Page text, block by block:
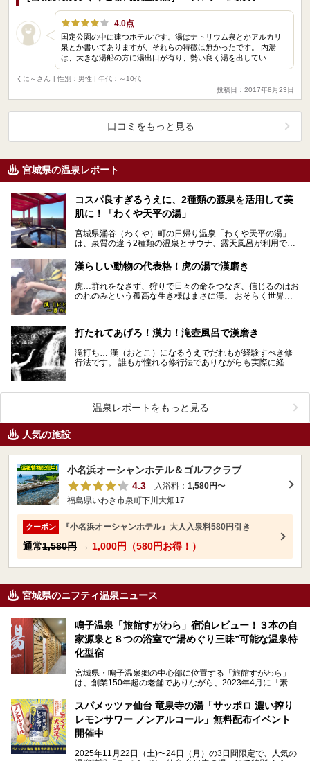
4.0点
国定公園の中に建つホテルです。湯はナトリウム泉とかアルカリ
泉とか書いてありますが、それらの特徴は無かったです。 内湯
は、大きな湯船の方に湯出口が有り、勢い良く湯を出してい…
くに～さん
| 性別：男性 | 年代：～10代
投稿日：2017年8月23日
口コミをもっと見る
宮城県の温泉レポート
コスパ良すぎるうえに、2種類の源泉を活用して美
肌に！「わくや天平の湯」
宮城県涌谷（わくや）町の日帰り温泉「わくや天平の湯」
は、泉質の違う2種類の温泉とサウナ、露天風呂が利用でき
揃…
漢らしい動物の代表格！虎の湯で漢磨き
虎…群れをなさず、狩りで日々の命をつなぎ、信じるのはお
のれのみという孤高な生き様はまさに漢。 おそらく世界中
打たれてあげろ！漢力！滝壺風呂で漢磨き
滝打ち… 漢（おとこ）になるうえでだれもが経験すべき修
行法です。 誰もが憧れる修行法でありながらも実際に経験
温泉レポートをもっと見る
人気の施設
小名浜オーシャンホテル＆ゴルフクラブ
4.3
入浴料： 1,580円〜
福島県いわき市泉町下川大畑17
クーポン 『小名浜オーシャンホテル』大人入泉料580円引き
通常1,580円 → 1,000円（580円お得！）
宮城県のニフティ温泉ニュース
鳴子温泉「旅館すがわら」宿泊レビュー！３本の自
家源泉と８つの浴室で“湯めぐり三昧”可能な温泉特
化型宿
宮城県・鳴子温泉郷の中心部に位置する「旅館すがわら」
は、創業150年超の老舗でありながら、2023年4月に「素泊
を利用したサウナも新設され、温泉ファン・サウナ―双方に
注目のスポットです。
特筆すべきは、館内で完結する圧倒的な「湯めぐり」のバリ
スパメッツァ仙台 竜泉寺の湯「サッポロ 濃い搾り
レモンサワー ノンアルコール」無料配布イベント
開催中
2025年11月22日（土)〜24日（月）の3日間限定で、人気の